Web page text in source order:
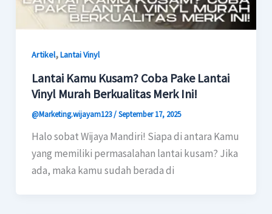
Artikel,Lantai Vinyl
Lantai Kamu Kusam? Coba Pake Lantai
Vinyl Murah Berkualitas Merk Ini!
@Marketing.wijayam123/September 17, 2025
Halo sobat Wijaya Mandiri! Siapa di antara Kamu
yang memiliki permasalahan lantai kusam? Jika
ada, maka kamu sudah berada di